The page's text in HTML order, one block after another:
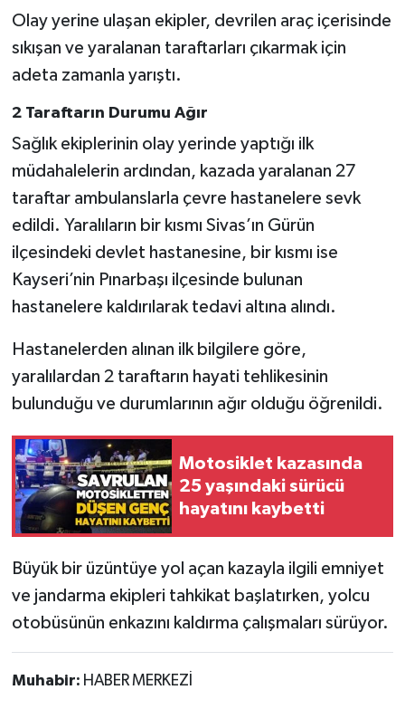
Olay yerine ulaşan ekipler, devrilen araç içerisinde
sıkışan ve yaralanan taraftarları çıkarmak için
adeta zamanla yarıştı.
2 Taraftarın Durumu Ağır
Sağlık ekiplerinin olay yerinde yaptığı ilk
müdahalelerin ardından, kazada yaralanan 27
taraftar ambulanslarla çevre hastanelere sevk
edildi. Yaralıların bir kısmı Sivas’ın Gürün
ilçesindeki devlet hastanesine, bir kısmı ise
Kayseri’nin Pınarbaşı ilçesinde bulunan
hastanelere kaldırılarak tedavi altına alındı.
Hastanelerden alınan ilk bilgilere göre,
yaralılardan 2 taraftarın hayati tehlikesinin
bulunduğu ve durumlarının ağır olduğu öğrenildi.
Motosiklet kazasında
25 yaşındaki sürücü
hayatını kaybetti
Büyük bir üzüntüye yol açan kazayla ilgili emniyet
ve jandarma ekipleri tahkikat başlatırken, yolcu
otobüsünün enkazını kaldırma çalışmaları sürüyor.
Muhabir: HABER MERKEZİ
SİYASET
Ulusal
Yaşam